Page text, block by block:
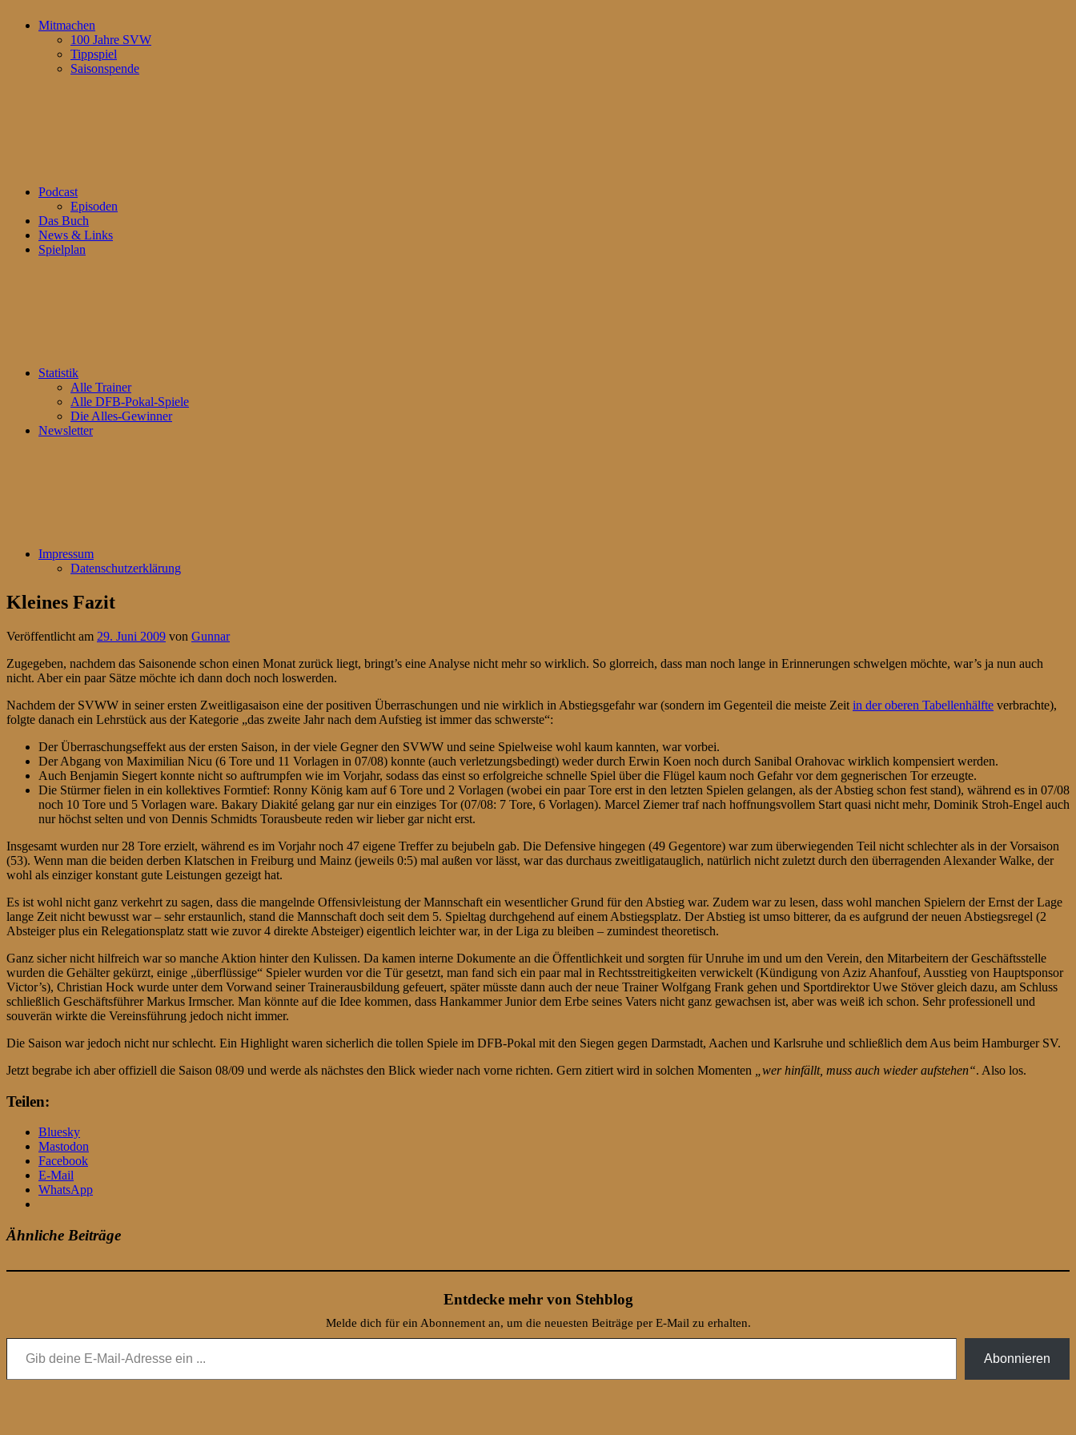
Mitmachen
100 Jahre SVW
Tippspiel
Saisonspende
Podcast
Episoden
Das Buch
News & Links
Spielplan
Statistik
Alle Trainer
Alle DFB-Pokal-Spiele
Die Alles-Gewinner
Newsletter
Impressum
Datenschutzerklärung
Kleines Fazit
Veröffentlicht am 29. Juni 2009 von Gunnar
Zugegeben, nachdem das Saisonende schon einen Monat zurück liegt, bringt’s eine Analyse nicht mehr so wirklich. So glorreich, dass man noch lange in Erinnerungen schwelgen möchte, war’s ja nun auch
nicht. Aber ein paar Sätze möchte ich dann doch noch loswerden.
Nachdem der SVWW in seiner ersten Zweitligasaison eine der positiven Überraschungen und nie wirklich in Abstiegsgefahr war (sondern im Gegenteil die meiste Zeit in der oberen Tabellenhälfte verbrachte),
folgte danach ein Lehrstück aus der Kategorie „das zweite Jahr nach dem Aufstieg ist immer das schwerste“:
Der Überraschungseffekt aus der ersten Saison, in der viele Gegner den SVWW und seine Spielweise wohl kaum kannten, war vorbei.
Der Abgang von Maximilian Nicu (6 Tore und 11 Vorlagen in 07/08) konnte (auch verletzungsbedingt) weder durch Erwin Koen noch durch Sanibal Orahovac wirklich kompensiert werden.
Auch Benjamin Siegert konnte nicht so auftrumpfen wie im Vorjahr, sodass das einst so erfolgreiche schnelle Spiel über die Flügel kaum noch Gefahr vor dem gegnerischen Tor erzeugte.
Die Stürmer fielen in ein kollektives Formtief: Ronny König kam auf 6 Tore und 2 Vorlagen (wobei ein paar Tore erst in den letzten Spielen gelangen, als der Abstieg schon fest stand), während es in 07/08
noch 10 Tore und 5 Vorlagen ware. Bakary Diakité gelang gar nur ein einziges Tor (07/08: 7 Tore, 6 Vorlagen). Marcel Ziemer traf nach hoffnungsvollem Start quasi nicht mehr, Dominik Stroh-Engel auch
nur höchst selten und von Dennis Schmidts Torausbeute reden wir lieber gar nicht erst.
Insgesamt wurden nur 28 Tore erzielt, während es im Vorjahr noch 47 eigene Treffer zu bejubeln gab. Die Defensive hingegen (49 Gegentore) war zum überwiegenden Teil nicht schlechter als in der Vorsaison
(53). Wenn man die beiden derben Klatschen in Freiburg und Mainz (jeweils 0:5) mal außen vor lässt, war das durchaus zweitligatauglich, natürlich nicht zuletzt durch den überragenden Alexander Walke, der
wohl als einziger konstant gute Leistungen gezeigt hat.
Es ist wohl nicht ganz verkehrt zu sagen, dass die mangelnde Offensivleistung der Mannschaft ein wesentlicher Grund für den Abstieg war. Zudem war zu lesen, dass wohl manchen Spielern der Ernst der Lage
lange Zeit nicht bewusst war – sehr erstaunlich, stand die Mannschaft doch seit dem 5. Spieltag durchgehend auf einem Abstiegsplatz. Der Abstieg ist umso bitterer, da es aufgrund der neuen Abstiegsregel (2
Absteiger plus ein Relegationsplatz statt wie zuvor 4 direkte Absteiger) eigentlich leichter war, in der Liga zu bleiben – zumindest theoretisch.
Ganz sicher nicht hilfreich war so manche Aktion hinter den Kulissen. Da kamen interne Dokumente an die Öffentlichkeit und sorgten für Unruhe im und um den Verein, den Mitarbeitern der Geschäftsstelle
wurden die Gehälter gekürzt, einige „überflüssige“ Spieler wurden vor die Tür gesetzt, man fand sich ein paar mal in Rechtsstreitigkeiten verwickelt (Kündigung von Aziz Ahanfouf, Ausstieg von Hauptsponsor
Victor’s), Christian Hock wurde unter dem Vorwand seiner Trainerausbildung gefeuert, später müsste dann auch der neue Trainer Wolfgang Frank gehen und Sportdirektor Uwe Stöver gleich dazu, am Schluss
schließlich Geschäftsführer Markus Irmscher. Man könnte auf die Idee kommen, dass Hankammer Junior dem Erbe seines Vaters nicht ganz gewachsen ist, aber was weiß ich schon. Sehr professionell und
souverän wirkte die Vereinsführung jedoch nicht immer.
Die Saison war jedoch nicht nur schlecht. Ein Highlight waren sicherlich die tollen Spiele im DFB-Pokal mit den Siegen gegen Darmstadt, Aachen und Karlsruhe und schließlich dem Aus beim Hamburger SV.
Jetzt begrabe ich aber offiziell die Saison 08/09 und werde als nächstes den Blick wieder nach vorne richten. Gern zitiert wird in solchen Momenten
„wer hinfällt, muss auch wieder aufstehen“. Also los.
Teilen:
Bluesky
Mastodon
Facebook
E-Mail
WhatsApp
Ähnliche Beiträge
Entdecke mehr von Stehblog
Melde dich für ein Abonnement an, um die neuesten Beiträge per E-Mail zu erhalten.
Gib deine E-Mail-Adresse ein ...
Abonnieren